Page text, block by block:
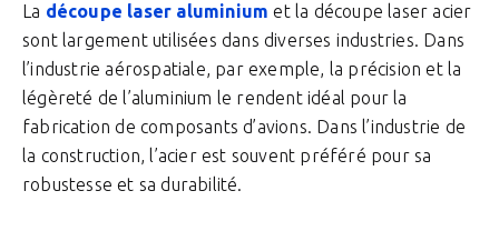
La découpe laser aluminium et la découpe laser acier
sont largement utilisées dans diverses industries. Dans
l’industrie aérospatiale, par exemple, la précision et la
légèreté de l’aluminium le rendent idéal pour la
fabrication de composants d’avions. Dans l’industrie de
la construction, l’acier est souvent préféré pour sa
robustesse et sa durabilité.